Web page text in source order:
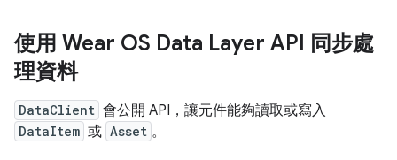
使用 Wear OS Data Layer API 同步處
理資料
DataClient 會公開 API，讓元件能夠讀取或寫入
DataItem 或 Asset 。